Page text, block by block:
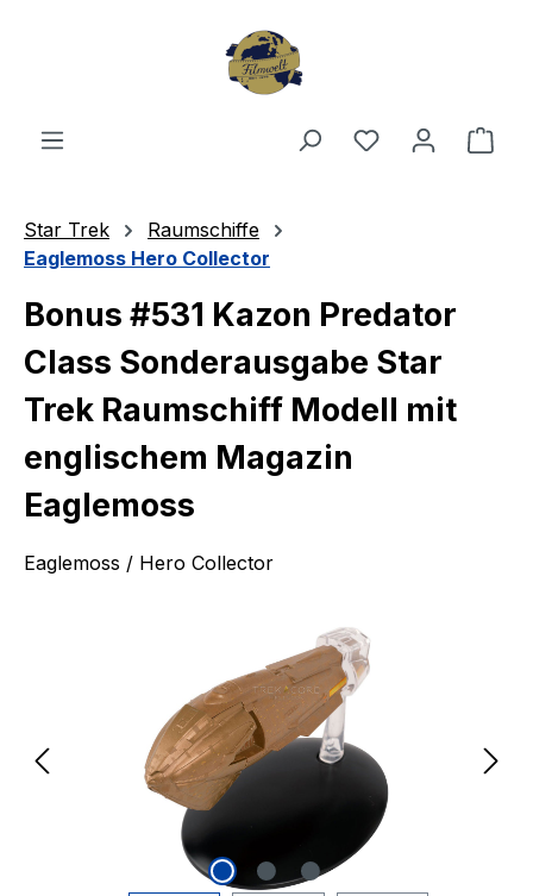
Du hast 0
Star Trek
Raumschiffe
Eaglemoss Hero Collector
Bonus #531 Kazon Predator
Class Sonderausgabe Star
Trek Raumschiff Modell mit
englischem Magazin
Eaglemoss
Eaglemoss / Hero Collector